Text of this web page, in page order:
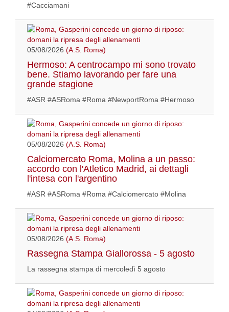
#Cacciamani
05/08/2026 (A.S. Roma)
Hermoso: A centrocampo mi sono trovato
bene. Stiamo lavorando per fare una
grande stagione
#ASR #ASRoma #Roma #NewportRoma #Hermoso
05/08/2026 (A.S. Roma)
Calciomercato Roma, Molina a un passo:
accordo con l'Atletico Madrid, ai dettagli
l'intesa con l'argentino
#ASR #ASRoma #Roma #Calciomercato #Molina
05/08/2026 (A.S. Roma)
Rassegna Stampa Giallorossa - 5 agosto
La rassegna stampa di mercoledì 5 agosto